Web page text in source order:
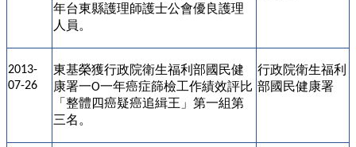
年台東縣護理師護士公會優良護理
人員。
2013-
07-26
東基榮獲行政院衛生福利部國民健
康署一O一年癌症篩檢工作績效評比
「整體四癌疑癌追緝王」第一組第
三名。
行政院衛生福利
部國民健康署